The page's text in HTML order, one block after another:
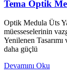
Tema Optik
Optik Medula Üts
müesseselerinin
Yenilenen
daha güçlü
Devamını Oku